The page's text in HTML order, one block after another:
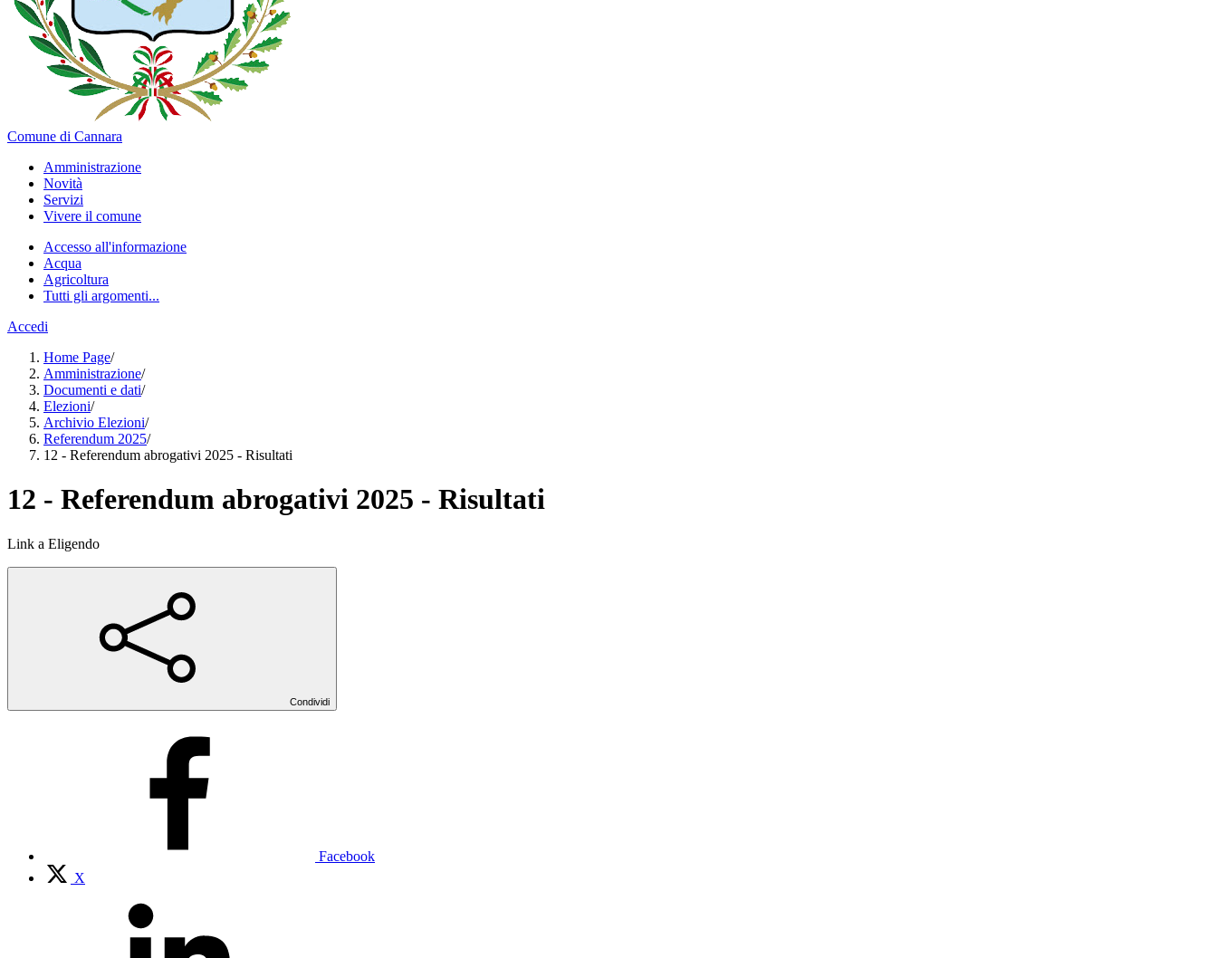
Comune di Cannara
Amministrazione
Novità
Servizi
Vivere il comune
Accesso all'informazione
Acqua
Agricoltura
Tutti gli argomenti...
Accedi
Home Page/
Amministrazione/
Documenti e dati/
Elezioni/
Archivio Elezioni/
Referendum 2025/
12 - Referendum abrogativi 2025 - Risultati
12 - Referendum abrogativi 2025 - Risultati
Link a Eligendo
Condividi
Facebook
X